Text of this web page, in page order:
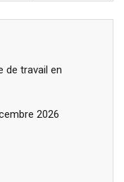
de travail en
2026